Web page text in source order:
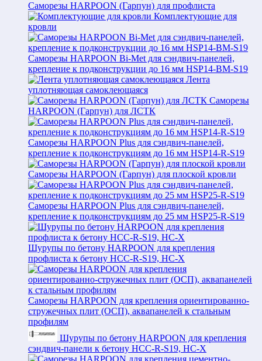
Саморезы HARPOON (Гарпун) для профлиста
Комплектующие для
кровли
Саморезы HARPOON Bi-Met для сэндвич-панелей,
крепление к подконструкции до 16 мм HSP14-BM-S19
Лента
уплотняющая самоклеющаяся
Саморезы
HARPOON (Гарпун) для ЛСТК
Саморезы HARPOON Plus для сэндвич-панелей,
крепление к подконструкциям до 16 мм HSP14-R-S19
Саморезы HARPOON (Гарпун) для плоской кровли
Саморезы HARPOON Plus для сэндвич-панелей,
крепление к подконструкциям до 25 мм HSP25-R-S19
Шурупы по бетону HARPOON для крепления
профлиста к бетону HCC-R-S19, HC-X
Саморезы HARPOON для крепления ориентированно-
стружечных плит (ОСП), аквапанелей к стальным
профилям
Шурупы по бетону HARPOON для крепления
сэндвич-панели к бетону HCC-R-S19, HC-X